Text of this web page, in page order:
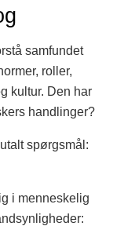
samfundet
roller,
kultur. Den har
handlinger?
spørgsmål:
i menneskelig